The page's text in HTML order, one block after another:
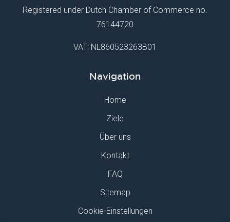
Registered under Dutch Chamber of Commerce no.
76144720
VAT: NL860523263B01
Navigation
Home
Ziele
Über uns
Kontakt
FAQ
Sitemap
Cookie-Einstellungen